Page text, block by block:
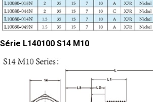
Série L140100 S14 M10